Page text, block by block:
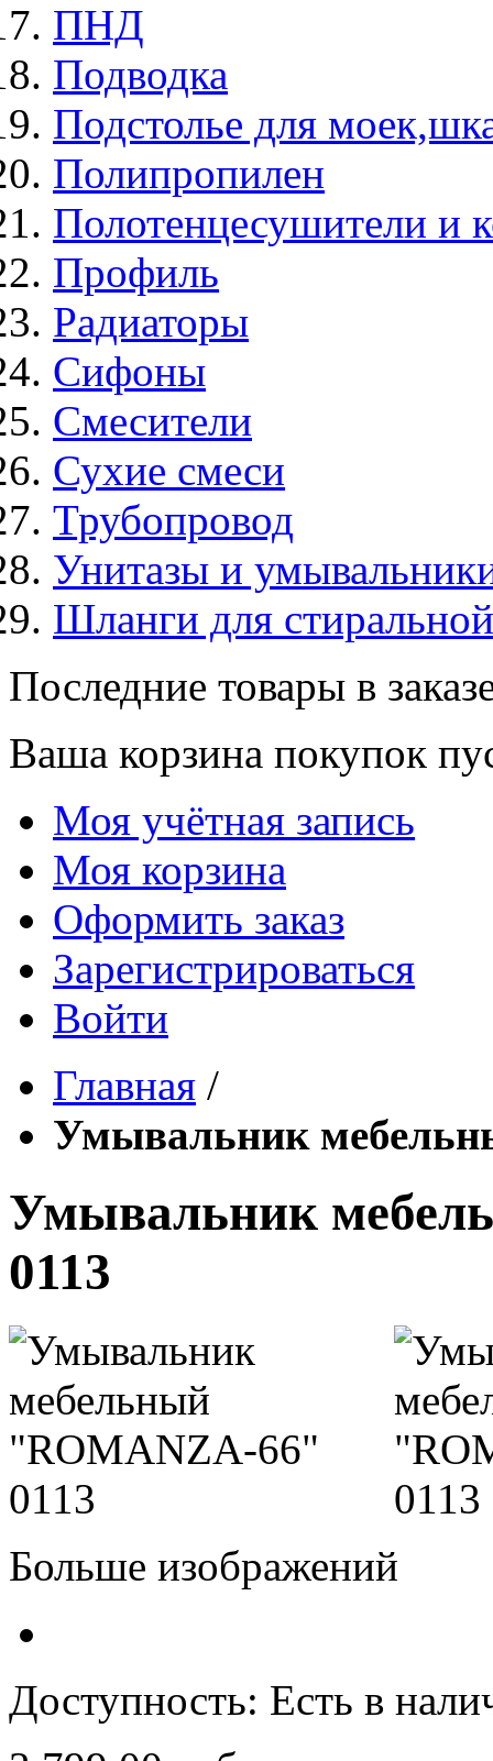
ПНД
Подводка
Подстолье для
Полипропилен
Полотенцесушители и
Профиль
Радиаторы
Сифоны
Смесители
Сухие смеси
Трубопровод
Унитазы и
Шланги для
Последние товары в
Ваша корзина покупок
Моя учётная запись
Моя корзина
Оформить заказ
Зарегистрироваться
Войти
Главная /
Умывальник
Умывальник
0113
Больше изображений
Доступность: Есть в